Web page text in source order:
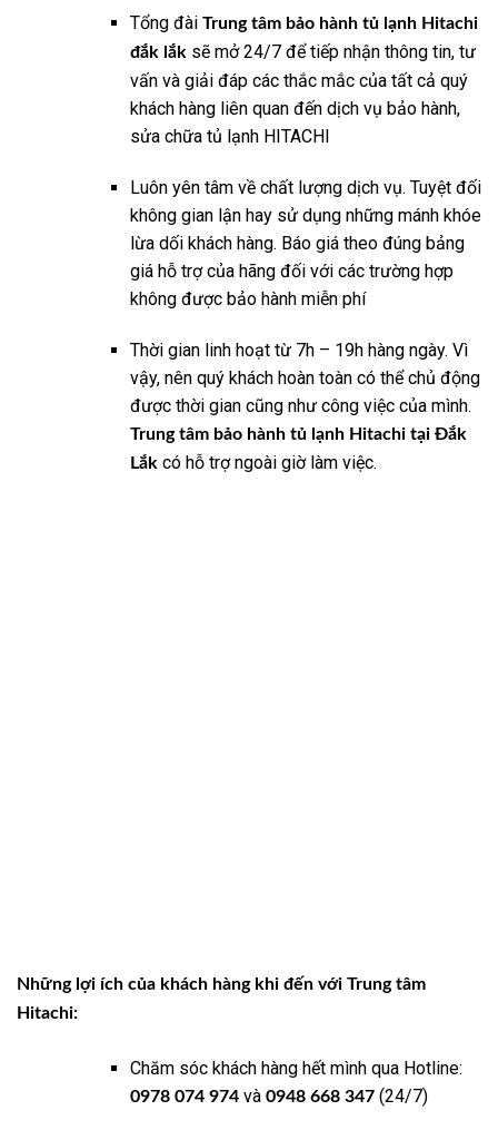
Tổng đài Trung tâm bảo hành tủ lạnh Hitachi
đắk lắksẽ mở 24/7 để tiếp nhận thông tin, tư
vấn và giải đáp các thắc mắc của tất cả quý
khách hàng liên quan đến dịch vụ bảo hành,
sửa chữa tủ lạnh HITACHI
Luôn yên tâm về chất lượng dịch vụ. Tuyệt đối
không gian lận hay sử dụng những mánh khóe
lừa dối khách hàng. Báo giá theo đúng bảng
giá hỗ trợ của hãng đối với các trường hợp
không được bảo hành miễn phí
Thời gian linh hoạt từ 7h – 19h hàng ngày. Vì
vậy, nên quý khách hoàn toàn có thể chủ động
được thời gian cũng như công việc của mình.
Trung tâm bảo hành tủ lạnh Hitachi tại Đắk
Lắk có hỗ trợ ngoài giờ làm việc.
Những lợi ích của khách hàng khi đến với Trung tâm
Hitachi:
Chăm sóc khách hàng hết mình qua Hotline:
0978 074 974và 0948 668 347(24/7)